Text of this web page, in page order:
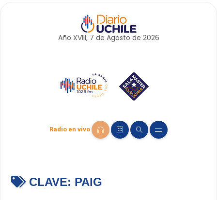
Año XVIII, 7 de Agosto de 2026
Radio en vivo
CLAVE: PAIG